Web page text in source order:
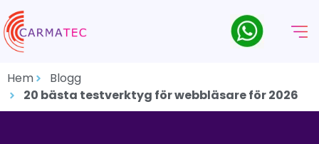
Hem
Blogg
20 bästa testverktyg för webbläsare för 2026